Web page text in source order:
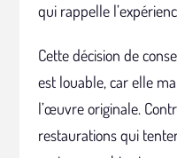
qui rappelle
Cette décision de
est louable, car elle
l’œuvre originale.
restaurations qui